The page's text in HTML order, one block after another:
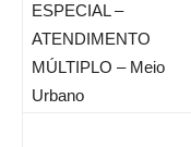
ESPECIAL –
ATENDIMENTO
MÚLTIPLO – Meio
Urbano